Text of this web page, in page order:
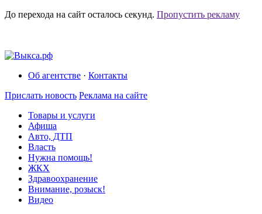
До перехода на сайт осталось секунд. Пропустить рекламу
Об агентстве · Контакты
Прислать новость Реклама на сайте
Товары и услуги
Афиша
Авто, ДТП
Власть
Нужна помощь!
ЖКХ
Здравоохранение
Внимание, розыск!
Видео